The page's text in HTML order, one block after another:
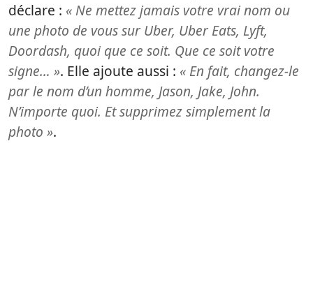
déclare : « Ne mettez jamais votre vrai nom ou
une photo de vous sur Uber, Uber Eats, Lyft,
Doordash, quoi que ce soit. Que ce soit votre
signe… ». Elle ajoute aussi : « En fait, changez-le
par le nom d’un homme, Jason, Jake, John.
N’importe quoi. Et supprimez simplement la
photo ».